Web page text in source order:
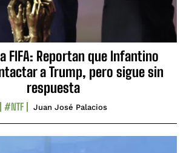
FIFA: Reportan que Infantino
a Trump, pero sigue sin
respuesta
#NTF Juan José Palacios